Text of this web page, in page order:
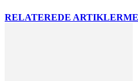
RELATEREDE ARTIKLER